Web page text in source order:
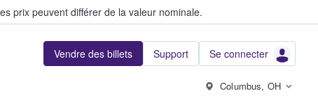
prix peuvent différer de la valeur nominale.
Vendre des billets Support Se connecter
Columbus, OH